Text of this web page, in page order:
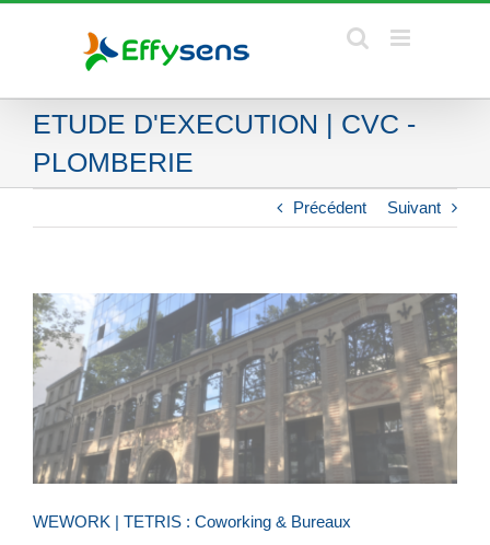
Skip
ETUDE D'EXECUTION | CVC -
PLOMBERIE
Précédent Suivant
View
Larger
Image
WEWORK | TETRIS : Coworking & Bureaux